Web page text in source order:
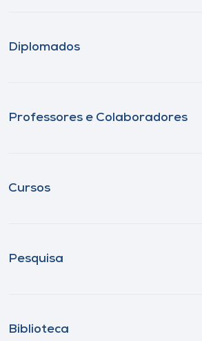
Diplomados
Professores e Colaboradores
Cursos
Pesquisa
Biblioteca